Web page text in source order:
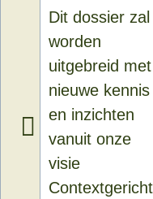
Dit dossier zal
worden
uitgebreid met
nieuwe kennis
en inzichten
vanuit onze
visie
Contextgericht